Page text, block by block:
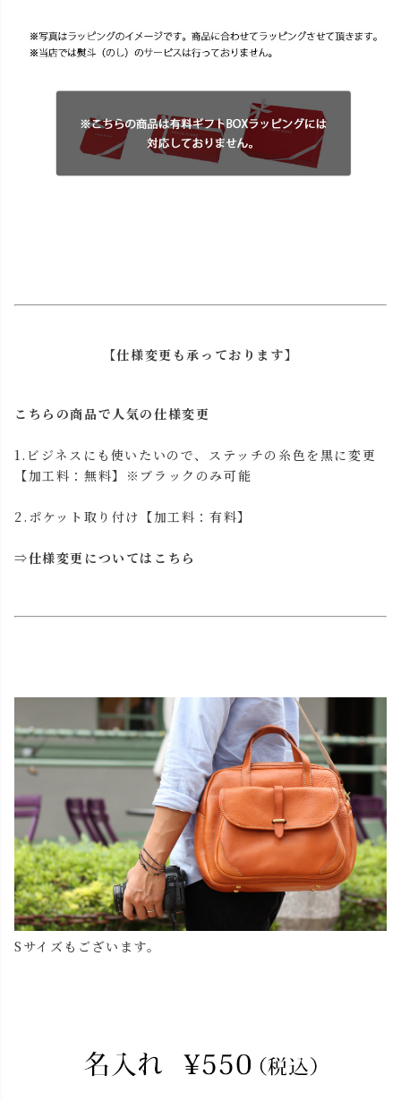
【仕様変更も承っております】
こちらの商品で人気の仕様変更
1.ビジネスにも使いたいので、ステッチの糸色を黒に変更
【加工料：無料】※ブラックのみ可能
2.ポケット取り付け【加工料：有料】
⇒仕様変更についてはこちら
Sサイズもございます。